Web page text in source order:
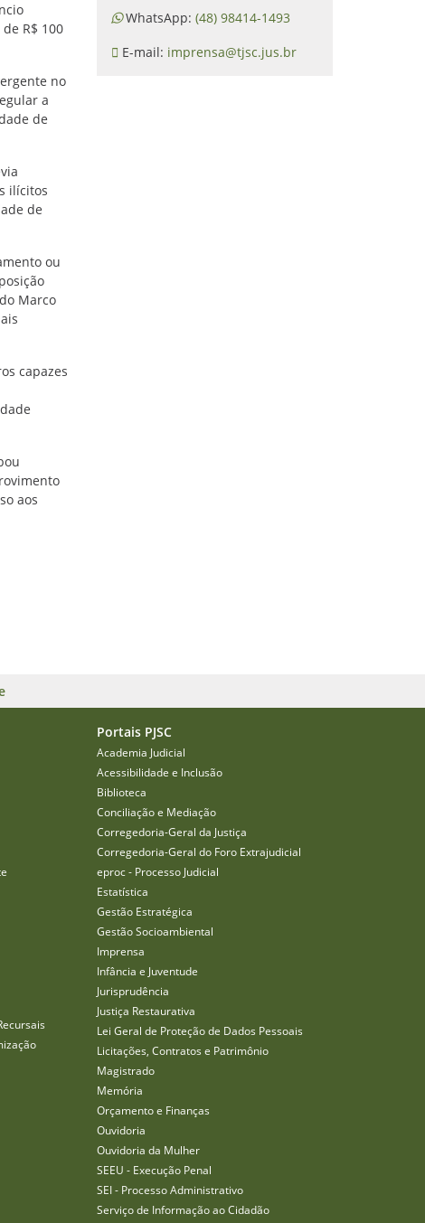
R$ 100
no
a
de
ilícitos
de
ou
Marco
capazes
aos
WhatsApp: (48) 98414-1493
E-mail: imprensa@tjsc.jus.br
Portais PJSC
Academia Judicial
Acessibilidade e Inclusão
Biblioteca
Conciliação e Mediação
Corregedoria-Geral da Justiça
Corregedoria-Geral do Foro Extrajudicial
eproc - Processo Judicial
Estatística
Gestão Estratégica
Gestão Socioambiental
Imprensa
Infância e Juventude
Jurisprudência
Justiça Restaurativa
Lei Geral de Proteção de Dados Pessoais
Licitações, Contratos e Patrimônio
Magistrado
Memória
Orçamento e Finanças
Ouvidoria
Ouvidoria da Mulher
SEEU - Execução Penal
SEI - Processo Administrativo
Serviço de Informação ao Cidadão